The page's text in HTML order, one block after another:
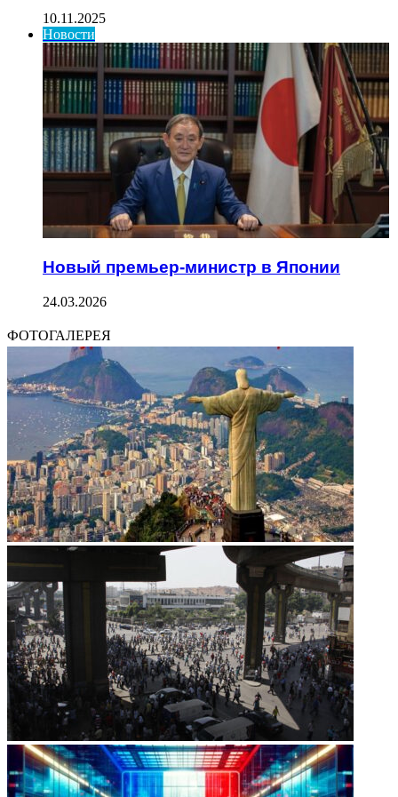
10.11.2025
Новости
Новый премьер-министр в Японии
24.03.2026
ФОТОГАЛЕРЕЯ